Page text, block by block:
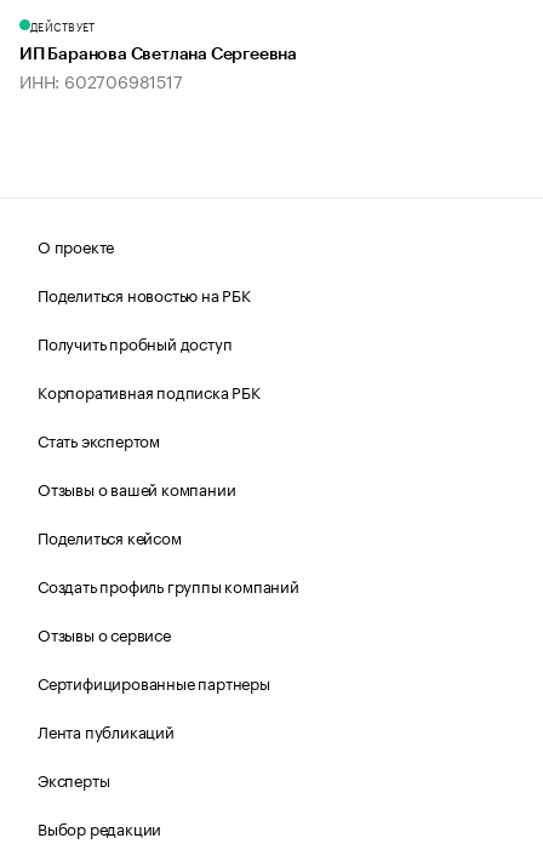
ДЕЙСТВУЕТ
ИП Баранова Светлана Сергеевна
ИНН: 602706981517
О проекте
Поделиться новостью на РБК
Получить пробный доступ
Корпоративная подписка РБК
Стать экспертом
Отзывы о вашей компании
Поделиться кейсом
Создать профиль группы компаний
Отзывы о сервисе
Сертифицированные партнеры
Лента публикаций
Эксперты
Выбор редакции